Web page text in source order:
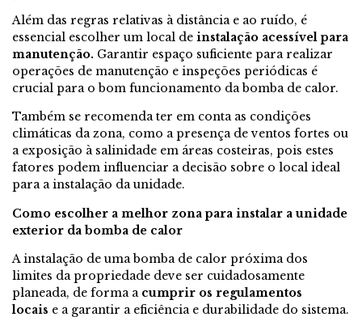
Além das regras relativas à distância e ao ruído, é
essencial escolher um local de instalação acessível para
manutenção. Garantir espaço suficiente para realizar
operações de manutenção e inspeções periódicas é
crucial para o bom funcionamento da bomba de calor.
Também se recomenda ter em conta as condições
climáticas da zona, como a presença de ventos fortes ou
a exposição à salinidade em áreas costeiras, pois estes
fatores podem influenciar a decisão sobre o local ideal
para a instalação da unidade.
Como escolher a melhor zona para instalar a unidade
exterior da bomba de calor
A instalação de uma bomba de calor próxima dos
limites da propriedade deve ser cuidadosamente
planeada, de forma a cumprir os regulamentos
locais e a garantir a eficiência e durabilidade do sistema.